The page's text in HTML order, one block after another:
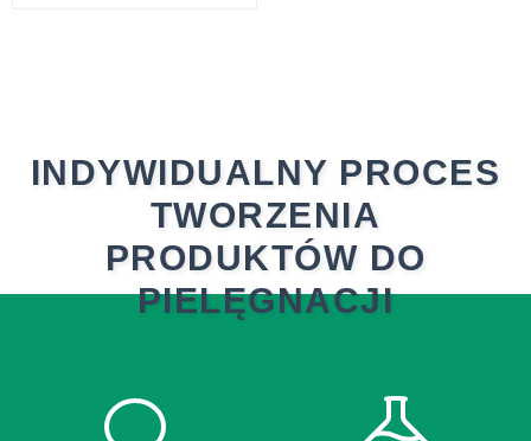
INDYWIDUALNY PROCES
TWORZENIA
PRODUKTÓW DO
PIELĘGNACJI